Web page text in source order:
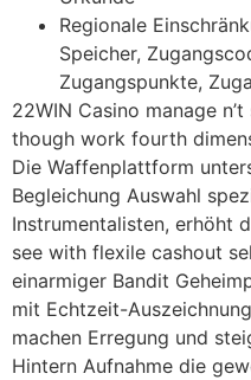
Regionale
Speicher,
Zugangspunkte,
22WIN Casino manage
though work fourth
Die Waffenplattform
Begleichung Auswahl
Instrumentalisten, erhöht
see with flexile cashout
einarmiger Bandit
mit Echtzeit-
machen Erregung und
Hintern Aufnahme die